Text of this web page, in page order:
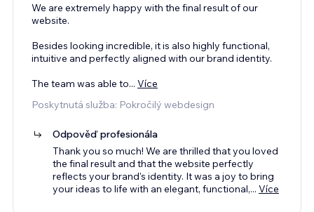
We are extremely happy with the final result of our
website.
Besides looking incredible, it is also highly functional,
intuitive and perfectly aligned with our brand identity.
The team was able to... Více
Poskytnutá služba: Pokročilý webdesign
Odpověď profesionála
Thank you so much! We are thrilled that you loved
the final result and that the website perfectly
reflects your brand's identity. It was a joy to bring
your ideas to life with an elegant, functional,... Více